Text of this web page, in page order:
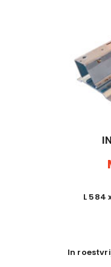
L 584
In